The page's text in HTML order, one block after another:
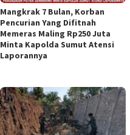
Mangkrak 7 Bulan, Korban
Pencurian Yang Difitnah
Memeras Maling Rp250 Juta
Minta Kapolda Sumut Atensi
Laporannya